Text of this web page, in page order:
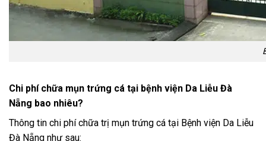
Chi phí chữa mụn trứng cá tại bệnh viện Da Liễu Đà
Nẵng bao nhiêu?
Thông tin chi phí chữa trị mụn trứng cá tại Bệnh viện Da Liễu
Đà Nẵng như sau: